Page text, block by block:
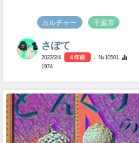
カルチャー 千葉市
さぽて
2022/2/4 4 年前
- №10501
1974